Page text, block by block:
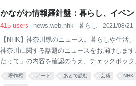
かながわ情報羅針盤：暮らし、イベ
415 users news.web.nhk 暮らし 2021/08/21
【NHK】神奈川県のニュース。暮らしや生活
神奈川に関する話題のニュースをお届けしま
たって」の内容を確認のうえ、チェックボッ
てすでに受信契約を締結されている場合は、
著作権 アート あとで読む 芸術 NHK